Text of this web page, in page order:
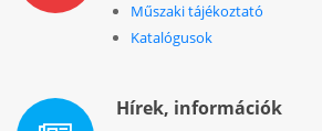
Műszaki tájékoztató
Katalógusok
Hírek, információk